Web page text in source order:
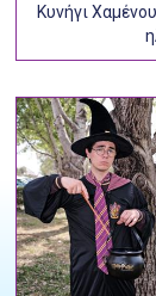
Κυνήγι